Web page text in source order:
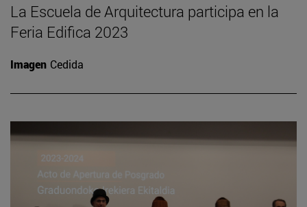
La Escuela de Arquitectura participa en la
Feria Edifica 2023
Imagen Cedida